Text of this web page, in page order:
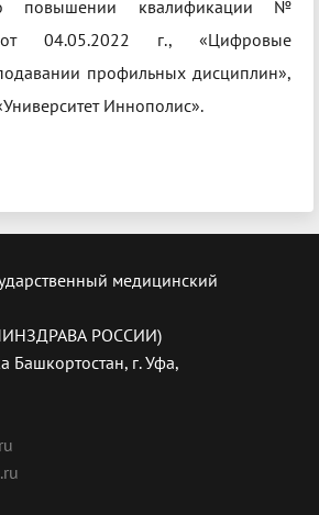
о повышении квалификации №
04.05.2022 г., «Цифровые
профильных дисциплин»,
Иннополис».
медицинский
РОССИИ)
Башкортостан, г. Уфа,